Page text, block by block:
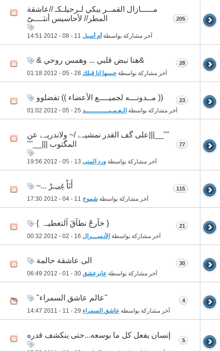
مـــــازال القمــر يبكي لـرحيلـكـ //عاشقة
المطر// لأحاسيس أنثــــىًََ
آخر مشاركة بواسطة أم أسيل 14:51
205
&هنا نبض قلبي ... وهمس روحي &
آخر مشاركة بواسطة حبيبها انا قبلك 01:18
28
(( مــدونـــه لجميــــع الأعضاء )) تفضلوو
آخر مشاركة بواسطة الـعـمـيــــــــــــد 01:02
23
""__|||على گف القدر نمشيـے /~ ولاندريـے عن
المگتوب |||__""
آخر مشاركة بواسطة ورد المنى 19:56
77
أَنَاْ غِيـِـرْ ...~
آخر مشاركة بواسطة شموخ 17:30
115
{ خآرجْ نطآقَ آلتغطيـہ }
آخر مشاركة بواسطة الأدميـــرال 00:32
21
الى عاشقة حالمة
آخر مشاركة بواسطة عابرعشق 06:49
30
"عالم عاشق السمراء"
آخر مشاركة بواسطة عاشق السمراء 14:47
4
إنسان يفعل كل ما بوسعه...حتى ينكشف قدره
5